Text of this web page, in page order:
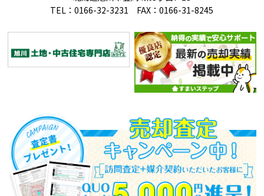
TEL：0166-32-3231 FAX：0166-31-8245